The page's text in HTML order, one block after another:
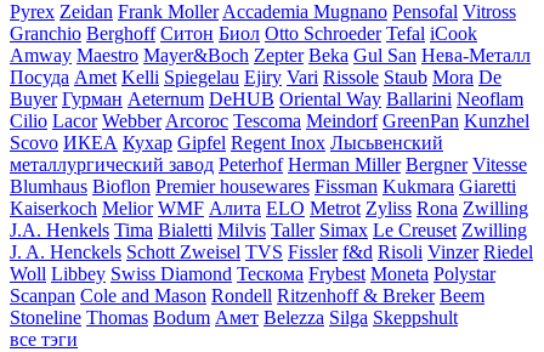
Pyrex Zeidan Frank Moller Accademia Mugnano Pensofal Vitross
Granchio Berghoff Ситон Биол Otto Schroeder Tefal iCook
Amway Maestro Mayer&Boch Zepter Beka Gul San Нева-Металл
Посуда Amet Kelli Spiegelau Ejiry Vari Rissole Staub Mora De
Buyer Гурман Aeternum DeHUB Oriental Way Ballarini Neoflam
Cilio Lacor Webber Arcoroc Tescoma Meindorf GreenPan Kunzhel
Scovo ИКЕА Кухар Gipfel Regent Inox Лысьвенский
металлургический завод Peterhof Herman Miller Bergner Vitesse
Blumhaus Bioflon Premier housewares Fissman Kukmara Giaretti
Kaiserkoch Melior WMF Алита ELO Metrot Zyliss Rona Zwilling
J.A. Henkels Tima Bialetti Milvis Taller Simax Le Creuset Zwilling
J. A. Henckels Schott Zweisel TVS Fissler f&d Risoli Vinzer Riedel
Woll Libbey Swiss Diamond Тескома Frybest Moneta Polystar
Scanpan Cole and Mason Rondell Ritzenhoff & Breker Beem
Stoneline Thomas Bodum Амет Belezza Silga Skeppshult
все тэги